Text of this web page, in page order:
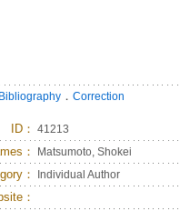
． Correction
ID ： 41213
： Matsumoto, Shokei
： Individual Author
：